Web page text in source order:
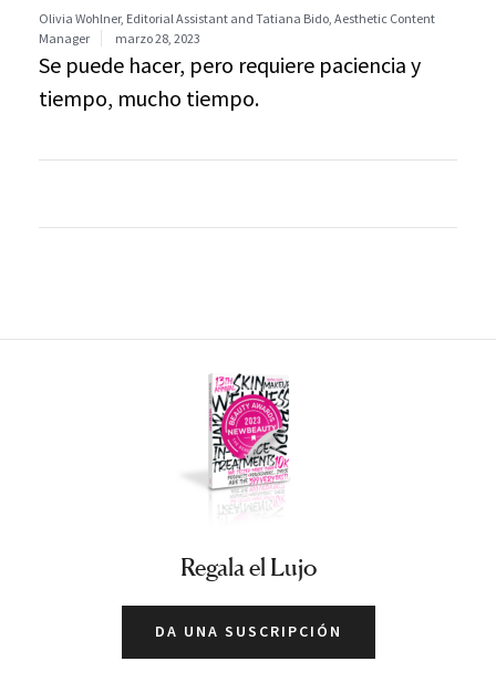
Olivia Wohlner, Editorial Assistant and Tatiana Bido, Aesthetic Content
Manager
marzo 28, 2023
Se puede hacer, pero requiere paciencia y
tiempo, mucho tiempo.
Regala el Lujo
DA UNA SUSCRIPCIÓN